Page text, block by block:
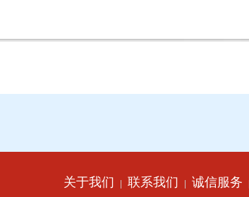
关于我们 联系我们 诚信服务